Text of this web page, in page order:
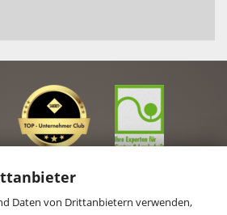
Daten von Drittanbietern verwenden,